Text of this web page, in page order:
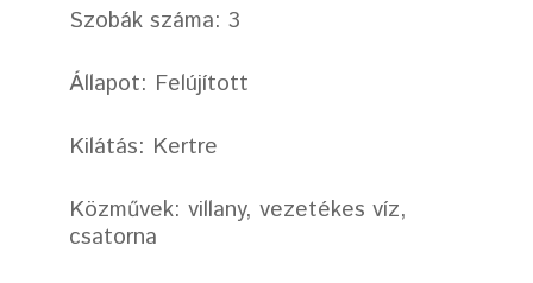
Szobák száma: 3
Állapot: Felújított
Kilátás: Kertre
Közművek: villany, vezetékes víz,
csatorna